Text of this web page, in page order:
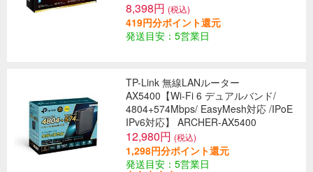
8,398円 (税込)
419円分ポイント還元
発送目安：5営業日
TP-Link 無線LANルーター
AX5400【Wi-Fi 6 デュアルバンド/
4804+574Mbps/ EasyMesh対応 /IPoE
IPv6対応】 ARCHER-AX5400
12,980円 (税込)
1,298円分ポイント還元
発送目安：5営業日